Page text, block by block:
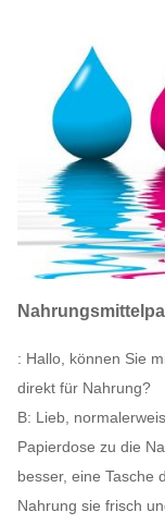
: Hallo, können Sie
direkt für Nahrung?
B: Lieb,
Papierdose zu die
besser, eine Tasche
Nahrung sie frisch